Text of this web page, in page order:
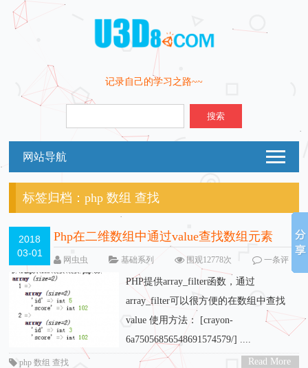
记录自己的学习之路~~
搜索
网站导航
标签归档：php 数组 查找
2018
03-01
Php在二维数组中通过value查找数组元素
网虫虫 基础系列 围观12778次
一条评
论
PHP提供array_filter函数，通过
array_filter可以很方便的在数组中查找
value 使用方法： [crayon-
6a75056856548691574579/] ....
Read More
php 数组 查找